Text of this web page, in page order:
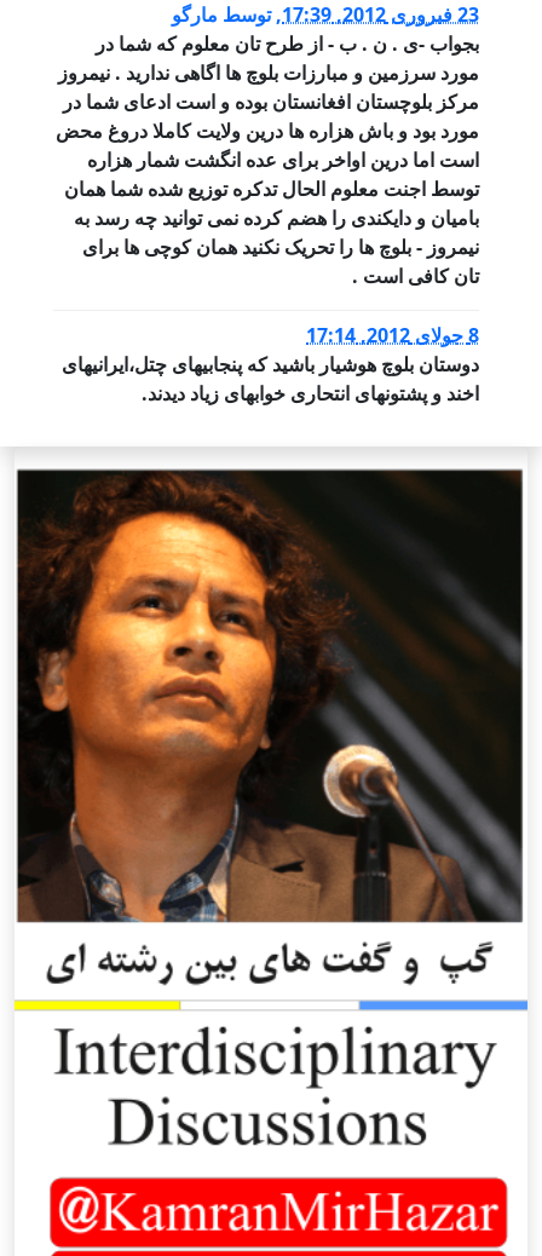
23 فبروری 2012, 17:39 ,توسط مارگو
بجواب -ی . ن . ب - از طرح تان معلوم که شما در
مورد سرزمین و مبارزات بلوچ ها اگاهی ندارید . نیمروز
مرکز بلوچستان افغانستان بوده و است ادعای شما در
مورد بود و باش هزاره ها درین ولایت کاملا دروغ محض
است اما درین اواخر برای عده انگشت شمار هزاره
توسط اجنت معلوم الحال تدکره توزیع شده شما همان
بامیان و دایکندی را هضم کرده نمی توانید چه رسد به
نیمروز - بلوچ ها را تحریک نکنید همان کوچی ها برای
تان کافی است .
8 جولای 2012, 17:14
دوستان بلوچ هوشیار باشید که پنجابیهای چتل،ایرانیهای
اخند و پشتونهای انتحاری خوابهای زیاد دیدند.